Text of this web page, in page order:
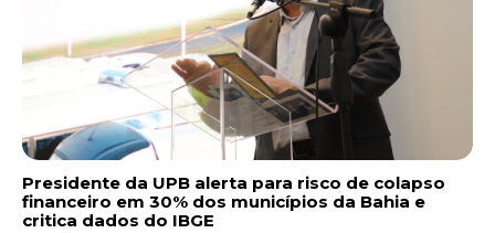
Presidente da UPB alerta para risco de colapso
financeiro em 30% dos municípios da Bahia e
critica dados do IBGE